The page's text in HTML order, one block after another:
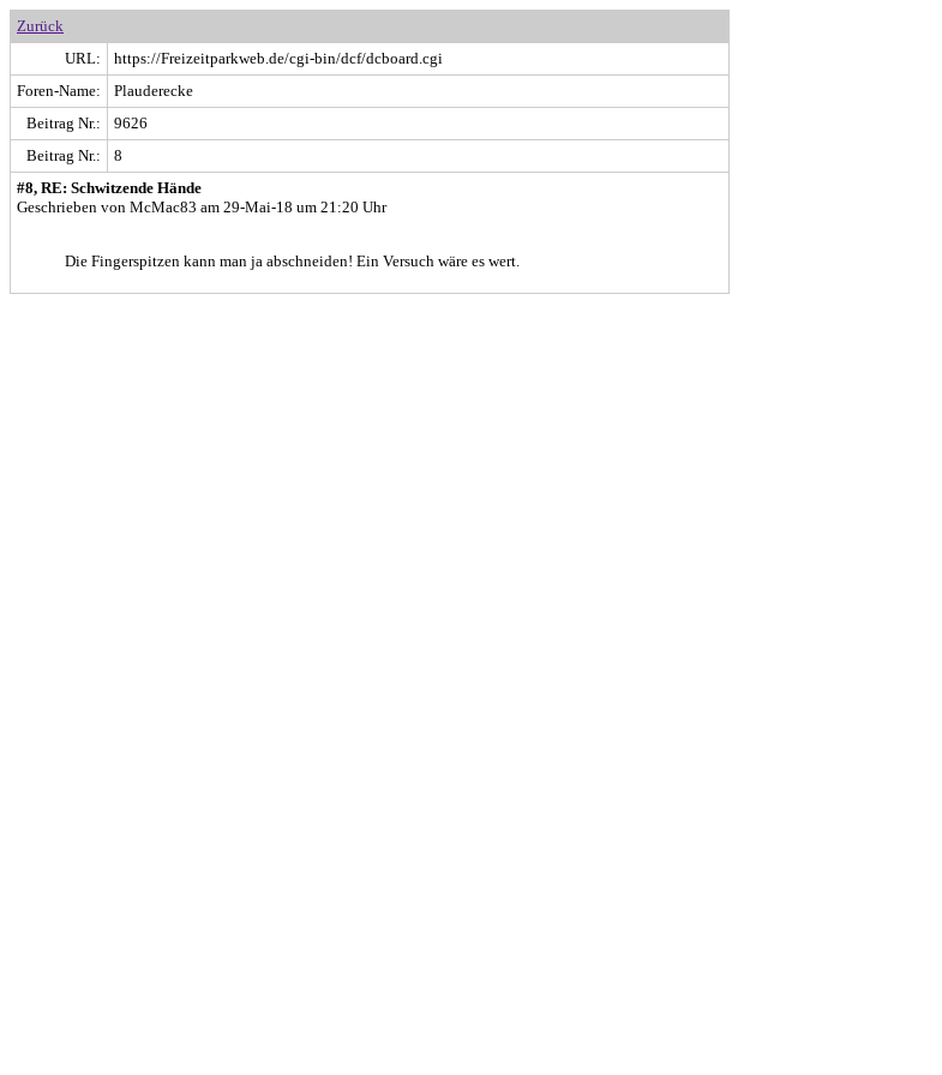
Zurück
URL:
https://Freizeitparkweb.de/cgi-bin/dcf/dcboard.cgi
Foren-Name:
Plauderecke
Beitrag Nr.:
9626
Beitrag Nr.:
8
#8, RE: Schwitzende Hände
Geschrieben von McMac83 am 29-Mai-18 um 21:20 Uhr
Die Fingerspitzen kann man ja abschneiden! Ein Versuch wäre es wert.